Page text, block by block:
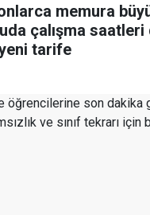
memura
çalışma
tarife